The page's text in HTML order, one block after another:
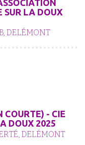
SUR LA DOUX
DELÉMONT
COURTE) - CIE
DOUX 2025
DELÉMONT